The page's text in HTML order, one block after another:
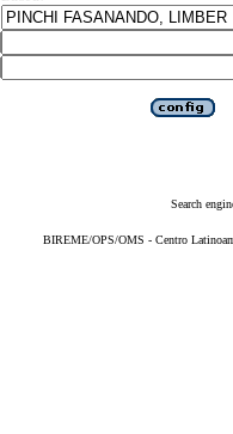
Search
BIREME/OPS/OMS - Centro